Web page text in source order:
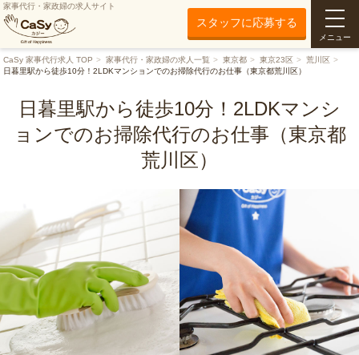
家事代行・家政婦の求人サイト
スタッフに応募する
メニュー
CaSy 家事代行求人 TOP 家事代行・家政婦の求人一覧 東京都 東京23区
荒川区
日暮里駅から徒歩10分！2LDKマンションでのお掃除代行のお仕事（東京都荒川区）
日暮里駅から徒歩10分！2LDKマンシ
ョンでのお掃除代行のお仕事（東京都
荒川区）